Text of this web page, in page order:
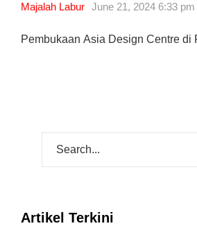
Majalah Labur June 21, 2024 6:33 pm
Pembukaan Asia Design Centre di
Artikel Terkini